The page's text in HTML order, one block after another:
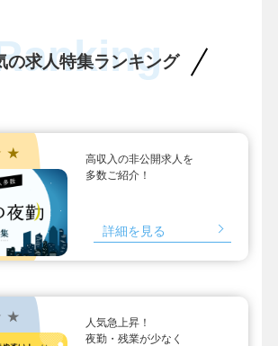
の求人特集ランキング
★
高収入の非公開求人を
多数ご紹介！
詳細を見る
★
人気急上昇！
夜勤・残業が少なく